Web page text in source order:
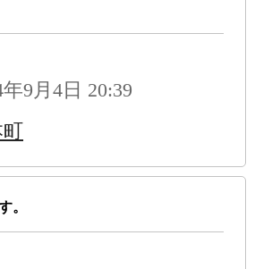
9月4日 20:39
。